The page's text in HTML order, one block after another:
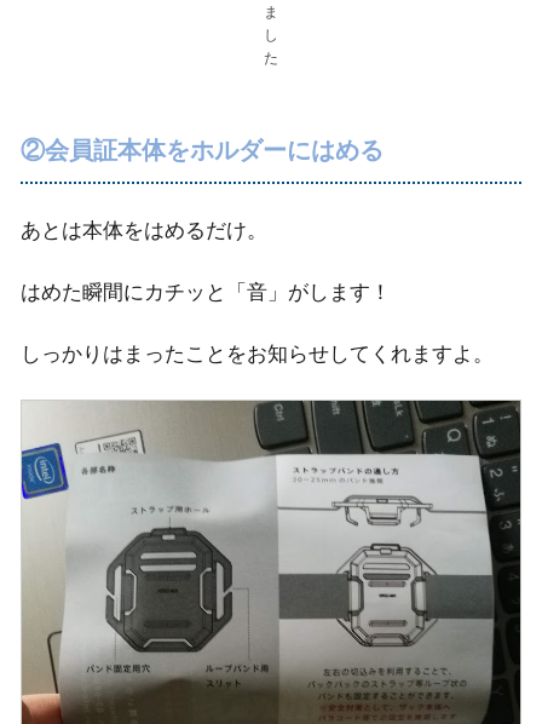
ま
し
た
②会員証本体をホルダーにはめる
あとは本体をはめるだけ。
はめた瞬間にカチッと「音」がします！
しっかりはまったことをお知らせしてくれますよ。